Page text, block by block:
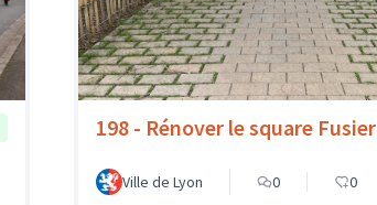
198 - Rénover le square Fusier
Ville de Lyon 0 0